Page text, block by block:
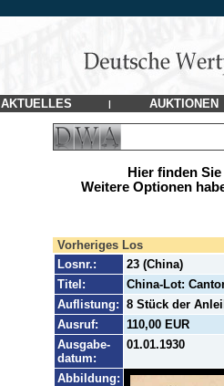
AKTUELLES | AUKTIONEN
Hier finden
Weitere Optionen
Vorheriges Los
Losnr.:
23 (China)
Titel:
China-Lot:
Auflistung: 8 Stück der
Ausruf:
110,00 EUR
Ausgabe-
datum:
01.01.1930
Abbildung: